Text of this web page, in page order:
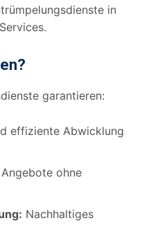
in
garantieren:
effiziente Abwicklung
ohne
Nachhaltiges